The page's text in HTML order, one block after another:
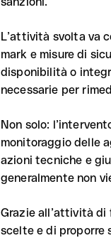
L’attività svolta va
mark e misure di
disponibilità o
necessarie per
Non solo:
monitoraggio delle
azioni tecniche e
generalmente non
Grazie all’attività di
scelte e di proporre